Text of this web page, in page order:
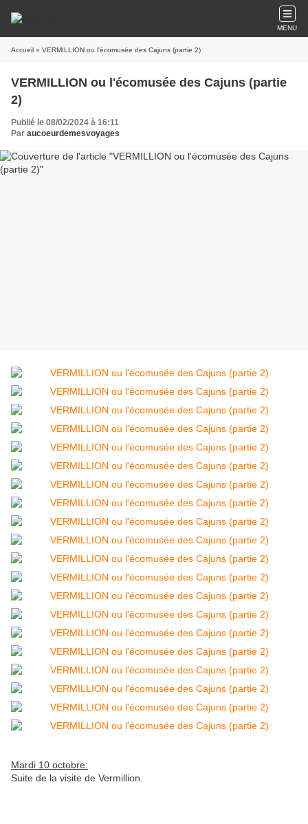
MENU
Accueil » VERMILLION ou l'écomusée des Cajuns (partie 2)
VERMILLION ou l'écomusée des Cajuns (partie
2)
Publié le 08/02/2024 à 16:11
Par aucoeurdemesvoyages
Mardi 10 octobre:
Suite de la visite de Vermillion.